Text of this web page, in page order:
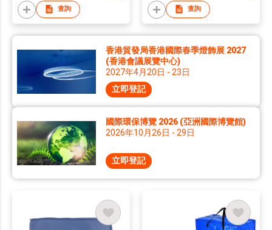
查詢 查詢
香港貿發局香港國際春季燈飾展 2027
(香港會議展覽中心)
2027年4月20日 - 23日
立即登記
國際環保博覽 2026 (亞洲國際博覽館)
2026年10月26日 - 29日
立即登記